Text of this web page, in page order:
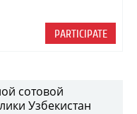
PARTICIPATE
сотовой
Узбекистан